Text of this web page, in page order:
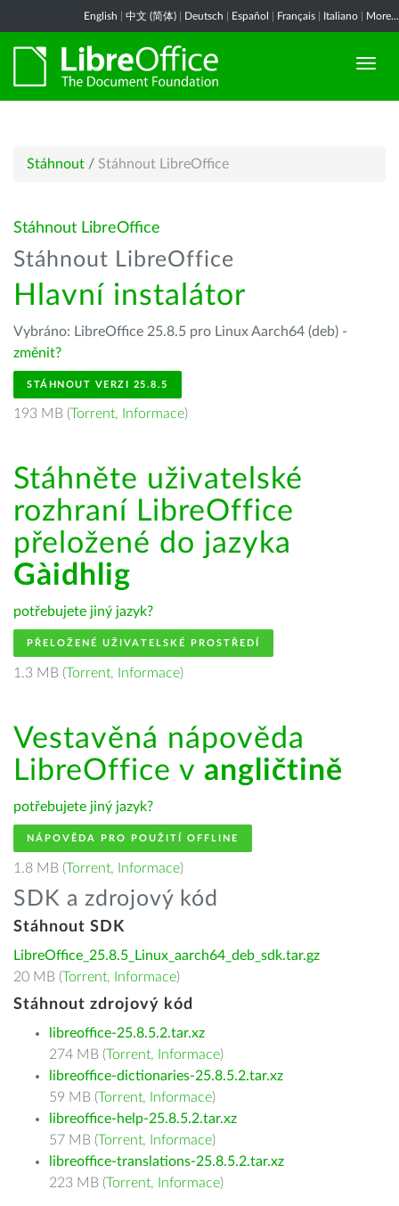
English 中文 (简体) Deutsch Español Français Italiano More...
Stáhnout / Stáhnout LibreOffice
Stáhnout LibreOffice
Stáhnout LibreOffice
Hlavní instalátor
Vybráno: LibreOffice 25.8.5 pro Linux Aarch64 (deb) -
změnit?
STÁHNOUT VERZI 25.8.5
193 MB (Torrent, Informace)
Stáhněte uživatelské
rozhraní LibreOffice
přeložené do jazyka
Gàidhlig
potřebujete jiný jazyk?
PŘELOŽENÉ UŽIVATELSKÉ PROSTŘEDÍ
1.3 MB (Torrent, Informace)
Vestavěná nápověda
LibreOffice v angličtině
potřebujete jiný jazyk?
NÁPOVĚDA PRO POUŽITÍ OFFLINE
1.8 MB (Torrent, Informace)
SDK a zdrojový kód
Stáhnout SDK
LibreOffice_25.8.5_Linux_aarch64_deb_sdk.tar.gz
20 MB (Torrent, Informace)
Stáhnout zdrojový kód
libreoffice-25.8.5.2.tar.xz
274 MB (Torrent, Informace)
libreoffice-dictionaries-25.8.5.2.tar.xz
59 MB (Torrent, Informace)
libreoffice-help-25.8.5.2.tar.xz
57 MB (Torrent, Informace)
libreoffice-translations-25.8.5.2.tar.xz
223 MB (Torrent, Informace)